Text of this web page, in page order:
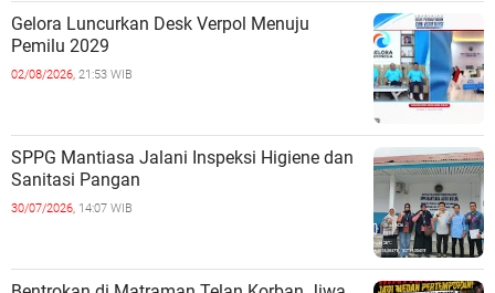
Gelora Luncurkan Desk Verpol Menuju
Pemilu 2029
02/08/2026, 21:53 WIB
SPPG Mantiasa Jalani Inspeksi Higiene dan
Sanitasi Pangan
30/07/2026, 14:07 WIB